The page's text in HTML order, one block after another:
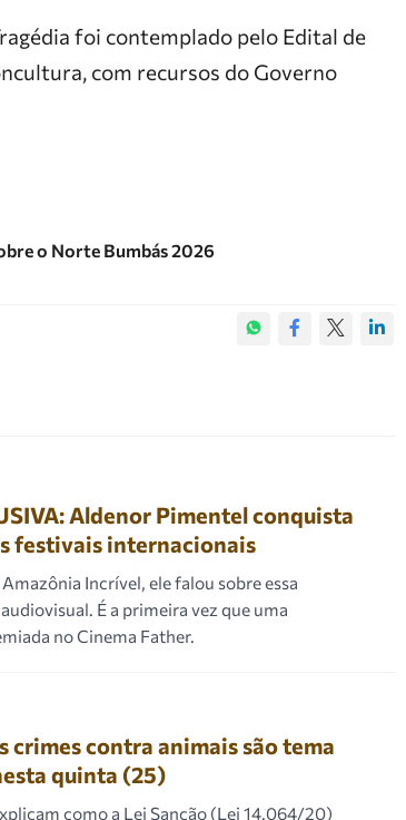
foi contemplado pelo Edital de
com recursos do Governo
o Norte Bumbás 2026
Aldenor Pimentel conquista
festivais internacionais
Incrível, ele falou sobre essa
É a primeira vez que uma
no Cinema Father.
crimes contra animais são tema
quinta (25)
como a Lei Sanção (Lei 14.064/20)